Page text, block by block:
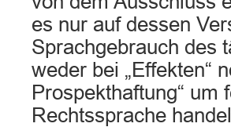
es nur auf dessen
Sprachgebrauch des
weder bei „Effekten“
Prospekthaftung“
Rechtssprache